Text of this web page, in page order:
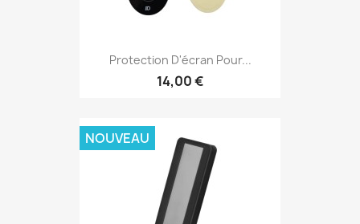
Protection D'écran Pour...
14,00 €
NOUVEAU